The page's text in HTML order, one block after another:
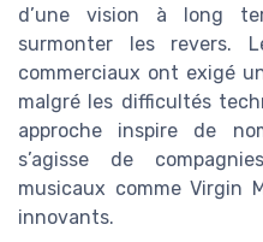
d’une vision à long
surmonter les revers.
commerciaux ont exigé
malgré les difficultés
approche inspire de
s’agisse de
musicaux comme Virgin
innovants.